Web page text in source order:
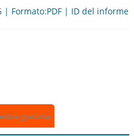
| Formato:PDF | ID del informe:
gratuita